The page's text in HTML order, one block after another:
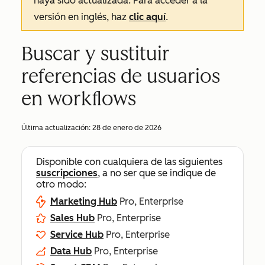
versión en inglés, haz clic aquí.
Buscar y sustituir
referencias de usuarios
en workflows
Última actualización: 28 de enero de 2026
Disponible con cualquiera de las siguientes
suscripciones, a no ser que se indique de
otro modo:
Marketing Hub Pro, Enterprise
Sales Hub Pro, Enterprise
Service Hub Pro, Enterprise
Data Hub Pro, Enterprise